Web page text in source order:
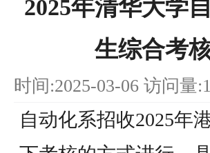
2025年清华大学
生综合考
时间:2025-03-06 访问量
自动化系招收2025年